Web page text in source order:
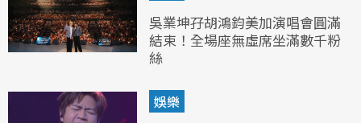
吳業坤孖胡鴻鈞美加演唱會圓滿
結束！全場座無虛席坐滿數千粉
絲
娛樂